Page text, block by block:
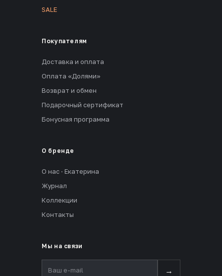
SALE
Покупателям
Доставка и оплата
Оплата «Долями»
Возврат и обмен
Подарочный сертификат
Бонусная программа
О бренде
О нас · Екатерина
Журнал
Коллекции
Контакты
Мы на связи
→